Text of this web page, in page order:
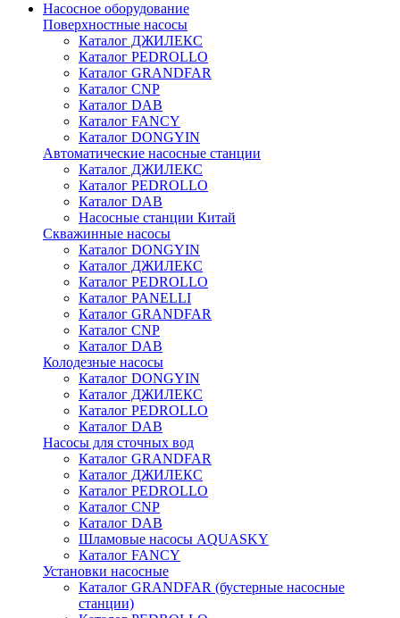
Насосное оборудование
Поверхностные насосы
Каталог ДЖИЛЕКС
Каталог PEDROLLO
Каталог GRANDFAR
Каталог CNP
Каталог DAB
Каталог FANCY
Каталог DONGYIN
Автоматические насосные станции
Каталог ДЖИЛЕКС
Каталог PEDROLLO
Каталог DAB
Насосные станции Китай
Скважинные насосы
Каталог DONGYIN
Каталог ДЖИЛЕКС
Каталог PEDROLLO
Каталог PANELLI
Каталог GRANDFAR
Каталог CNP
Каталог DAB
Колодезные насосы
Каталог DONGYIN
Каталог ДЖИЛЕКС
Каталог PEDROLLO
Каталог DAB
Насосы для сточных вод
Каталог GRANDFAR
Каталог ДЖИЛЕКС
Каталог PEDROLLO
Каталог CNP
Каталог DAB
Шламовые насосы AQUASKY
Каталог FANCY
Установки насосные
Каталог GRANDFAR (бустерные насосные
станции)